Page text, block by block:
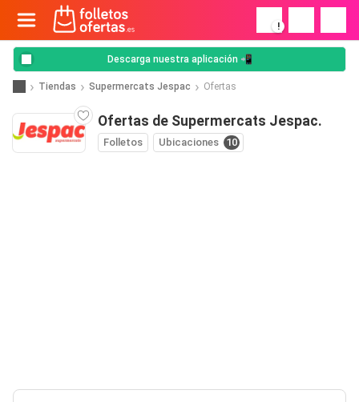
!
Descarga nuestra aplicación 📲
Tiendas Supermercats Jespac Ofertas
Ofertas de Supermercats Jespac.
Folletos Ubicaciones 10